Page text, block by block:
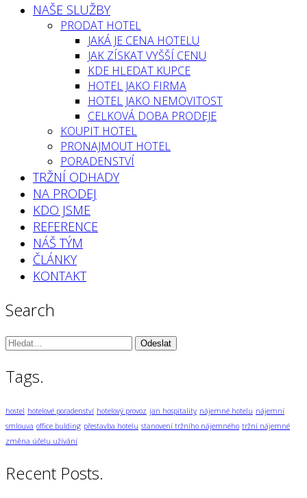
NAŠE SLUŽBY
PRODAT HOTEL
JAKÁ JE CENA HOTELU
JAK ZÍSKAT VYŠŠÍ CENU
KDE HLEDAT KUPCE
HOTEL JAKO FIRMA
HOTEL JAKO NEMOVITOST
CELKOVÁ DOBA PRODEJE
KOUPIT HOTEL
PRONAJMOUT HOTEL
PORADENSTVÍ
TRŽNÍ ODHADY
NA PRODEJ
KDO JSME
REFERENCE
NÁŠ TÝM
ČLÁNKY
KONTAKT
Search
Vyhledávání:
Tags.
hostel hotelové poradenství hotelový provoz jan hospitality nájemné hotelu nájemní
smlouva office bulding přestavba hotelu stanovení tržního nájemného tržní nájemné
změna účelu užívání
Recent Posts.